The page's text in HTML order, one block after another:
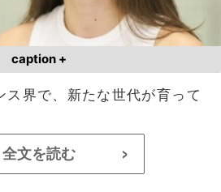
caption +
界で、新たな世代が育って
全文を読む >